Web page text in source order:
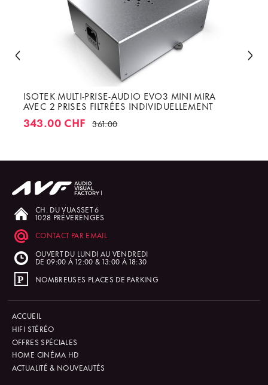
ISOTEK MULTI-PRISE-AUDIO EVO3 MINI MIRA
AVEC 2 PRISES FILTRÉES INDIVIDUELLEMENT
343.00 CHF 361.00
CH. DU VUASSET 6
1028 PRÉVERENGES
CONTACT PAR EMAIL
OUVERT DU LUNDI AU VENDREDI
DE 09:00 À 12:00 & 13:00 À 18:30
NOMBREUSES PLACES DE PARKING
ACCUEIL
HIFI STÉRÉO
OFFRES SPÉCIALES
HOME CINÉMA HD
ACTUALITÉ & NOUVEAUTÉS